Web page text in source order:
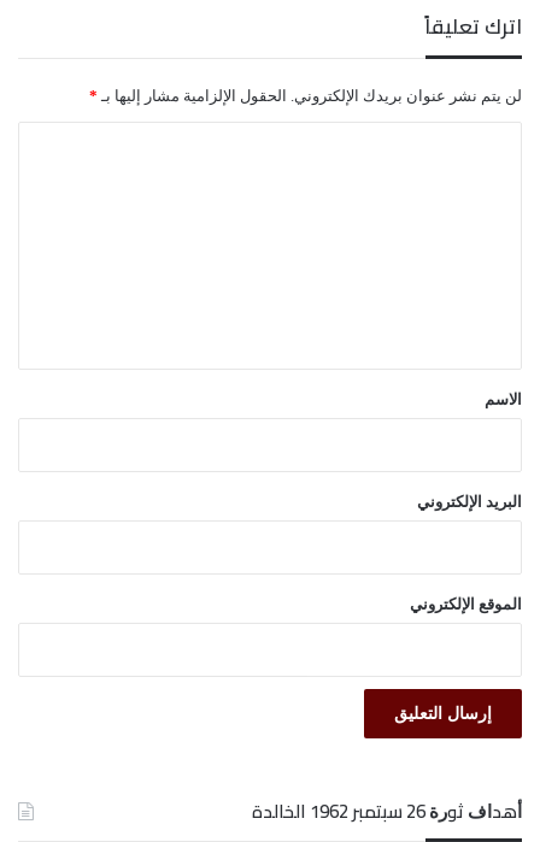
اترك تعليقاً
لن يتم نشر عنوان بريدك الإلكتروني. الحقول الإلزامية مشار إليها بـ *
*
الاسم
البريد الإلكتروني
الموقع الإلكتروني
ﺃﻫﺪﺍﻑ ﺛﻮﺭﺓ 26 ﺳﺒﺘﻤﺒﺮ 1962 الخالدة